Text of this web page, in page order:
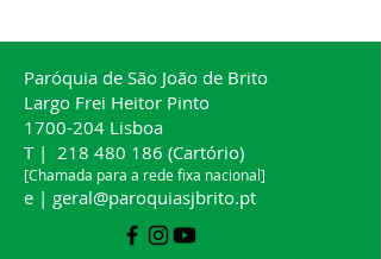
Paróquia de São João de Brito
Largo Frei Heitor Pinto
1700-204 Lisboa
T | 218 480 186 (Cartório)
[Chamada para a rede fixa nacional]
e | geral@paroquiasjbrito.pt